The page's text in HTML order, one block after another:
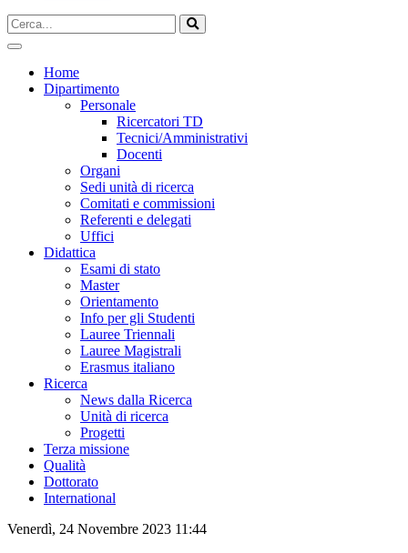
Cerca...
Vai
Home
Dipartimento
Personale
Ricercatori TD
Tecnici/Amministrativi
Docenti
Organi
Sedi unità di ricerca
Comitati e commissioni
Referenti e delegati
Uffici
Didattica
Esami di stato
Master
Orientamento
Info per gli Studenti
Lauree Triennali
Lauree Magistrali
Erasmus italiano
Ricerca
News dalla Ricerca
Unità di ricerca
Progetti
Terza missione
Qualità
Dottorato
International
Venerdì, 24 Novembre 2023 11:44